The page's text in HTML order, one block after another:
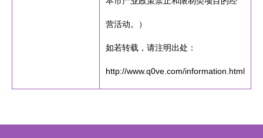
营活动。）
如若转载，请注明出处：
http://www.q0ve.com/information.html